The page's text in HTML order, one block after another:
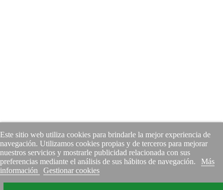
Este sitio web utiliza cookies para brindarle la mejor experiencia de
navegación. Utilizamos cookies propias y de terceros para mejorar
nuestros servicios y mostrarle publicidad relacionada con sus
preferencias mediante el análisis de sus hábitos de navegación.
Más
información
Gestionar cookies